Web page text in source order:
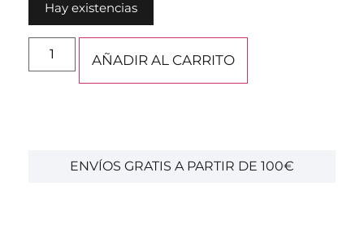
Hay existencias
AÑADIR AL CARRITO
ENVÍOS GRATIS A PARTIR DE 100€